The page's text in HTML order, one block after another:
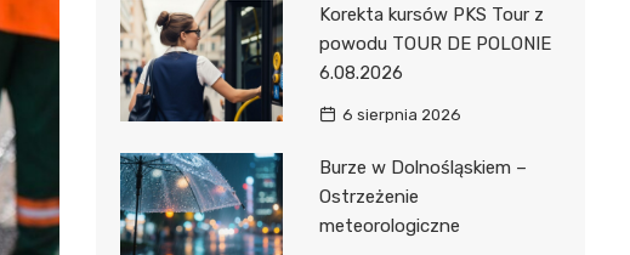
Korekta kursów PKS Tour z
powodu TOUR DE POLONIE
6.08.2026
6 sierpnia 2026
Burze w Dolnośląskiem –
Ostrzeżenie
meteorologiczne